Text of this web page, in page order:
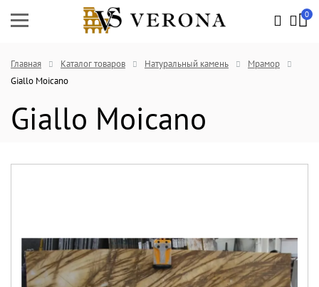
0
Главная Каталог товаров Натуральный камень
Мрамор
Giallo Moicano
Giallo Moicano